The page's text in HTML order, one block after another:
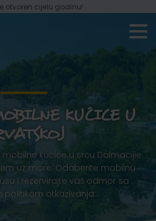
otvoren cijelu godinu!
KUĆICE U
mobilne kućice u srcu Dalmacijie
uz more. Odaberite mobilnu
i rezervirajte vaš odmor sa
politikom otkazivanja.